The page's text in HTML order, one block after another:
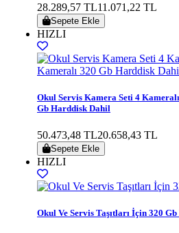
28.289,57 TL11.071,22 TL
Sepete Ekle
HIZLI
Okul Servis Kamera Seti 4
Gb Harddisk Dahil
50.473,48 TL20.658,43 TL
Sepete Ekle
HIZLI
Okul Ve Servis Taşıtları İçin 320